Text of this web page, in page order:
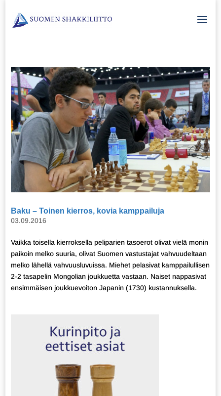
Baku – Toinen kierros, kovia kamppailuja
03.09.2016
Vaikka toisella kierroksella peliparien tasoerot olivat vielä monin
paikoin melko suuria, olivat Suomen vastustajat vahvuudeltaan
melko lähellä vahvuusluvuissa. Miehet pelasivat kamppailullisen
2-2 tasapelin Mongolian joukkuetta vastaan. Naiset nappasivat
ensimmäisen joukkuevoiton Japanin (1730) kustannuksella.